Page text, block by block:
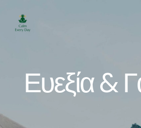
περιεχόμενο
Ευεξία &